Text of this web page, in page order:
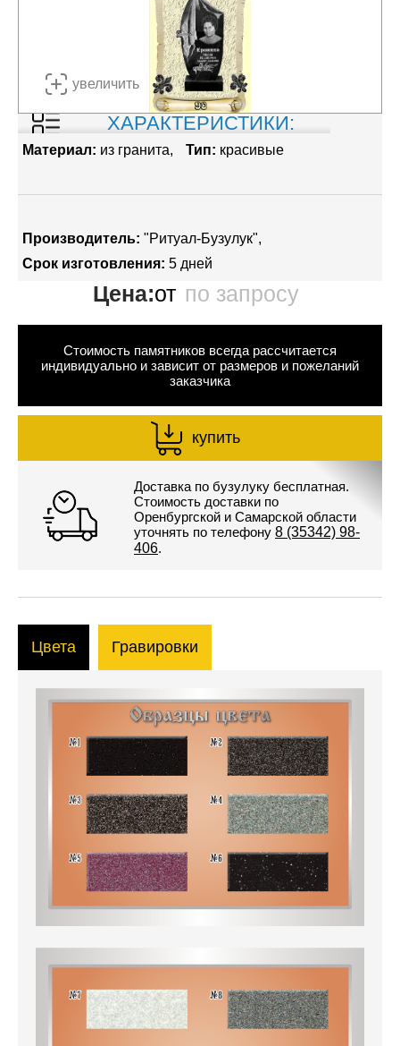
увеличить
ХАРАКТЕРИСТИКИ:
Материал: из гранита Тип: красивые
Производитель: "Ритуал-Бузулук"
Срок изготовления: 5 дней
Цена:от по запросу
Стоимость памятников всегда рассчитается
индивидуально и зависит от размеров и пожеланий
заказчика
купить
Доставка по бузулуку бесплатная.
Стоимость доставки по
Оренбургской и Самарской области
уточнять по телефону 8 (35342) 98-
406.
Цвета Гравировки